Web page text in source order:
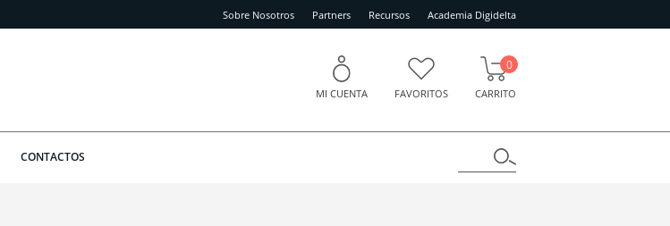
Sobre Nosotros Partners Recursos Academia Digidelta
MI CUENTA FAVORITOS CARRITO
0
CONTACTOS